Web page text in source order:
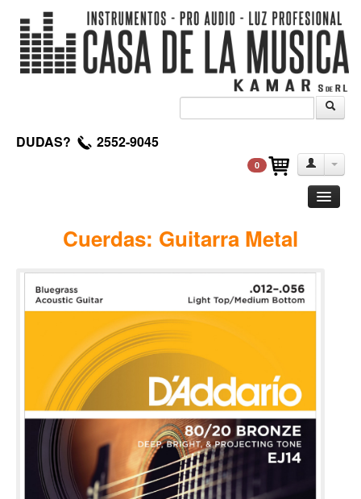
DUDAS? 2552-9045
0
Acustica
Electrica
Amplificadores
Pedales de efectos
Estuches y fundas
Fajas y colgantes
Accesorios
Bajos
Cuerdas: Guitarra Metal